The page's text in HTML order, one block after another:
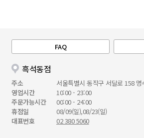
FAQ
흑석동점
주소
서울특별시 동작구 서달로 158 명
영업시간
10:00 - 23:00
주문가능시간
00:00 - 24:00
휴점일
08/09(일),08/23(일)
대표번호
02 380 5060